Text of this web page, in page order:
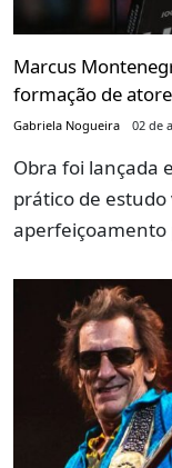
Marcus
formação de
Gabriela Nogueira 02 de
Obra foi lançada
prático de
aperfeiçoamento